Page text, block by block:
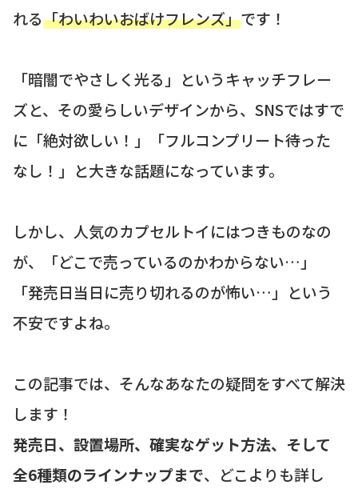
れる「わいわいおばけフレンズ」です！
「暗闇でやさしく光る」というキャッチフレー
ズと、その愛らしいデザインから、SNSではすで
に「絶対欲しい！」「フルコンプリート待った
なし！」と大きな話題になっています。
しかし、人気のカプセルトイにはつきものなの
が、「どこで売っているのかわからない…」
「発売日当日に売り切れるのが怖い…」という
不安ですよね。
この記事では、そんなあなたの疑問をすべて解決
します！
発売日、設置場所、確実なゲット方法、そして
全6種類のラインナップまで、どこよりも詳し